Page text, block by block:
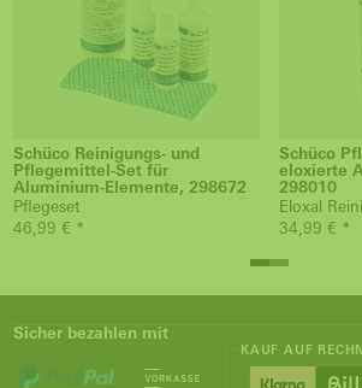
Schüco Reinigungs- und
Pflegemittel-Set für
Aluminium-Elemente, 298672
Pflegeset
46,99 € *
Schüco
eloxierte
298010
Eloxal
34,99 € *
Sicher bezahlen mit
KAUF AUF